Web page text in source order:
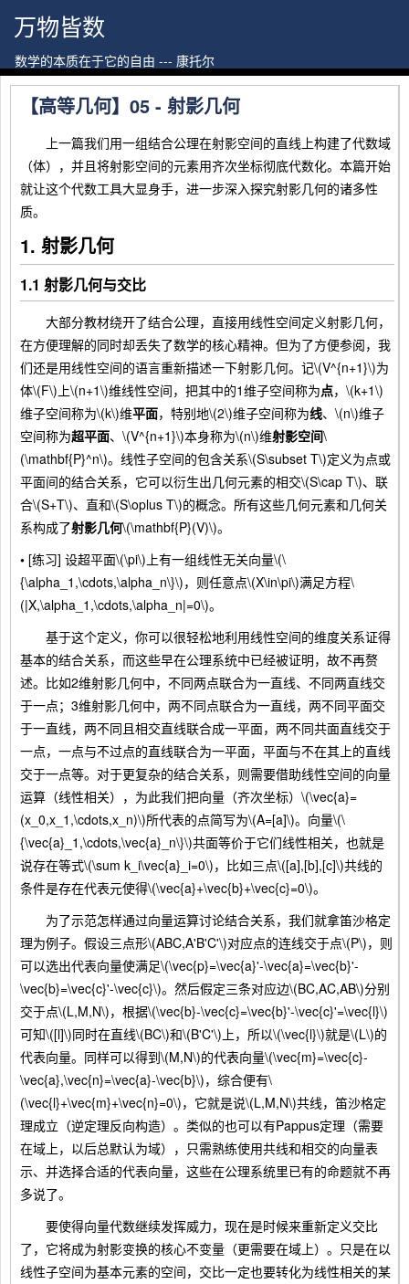
万物皆数
数学的本质在于它的自由 --- 康托尔
【高等几何】05 - 射影几何
上一篇我们用一组结合公理在射影空间的直线上构建了代数域
（体），并且将射影空间的元素用齐次坐标彻底代数化。本篇开始
就让这个代数工具大显身手，进一步深入探究射影几何的诸多性
质。
1. 射影几何
1.1 射影几何与交比
大部分教材绕开了结合公理，直接用线性空间定义射影几何，
在方便理解的同时却丢失了数学的核心精神。但为了方便参阅，我
们还是用线性空间的语言重新描述一下射影几何。记\(V^{n+1}\)为
体\(F\)上\(n+1\)维线性空间，把其中的1维子空间称为点，\(k+1\)
维子空间称为\(k\)维平面，特别地\(2\)维子空间称为线、\(n\)维子
空间称为超平面、\(V^{n+1}\)本身称为\(n\)维射影空间\
(\mathbf{P}^n\)。线性子空间的包含关系\(S\subset T\)定义为点或
平面间的结合关系，它可以衍生出几何元素的相交\(S\cap T\)、联
合\(S+T\)、直和\(S\oplus T\)的概念。所有这些几何元素和几何关
系构成了射影几何\(\mathbf{P}(V)\)。
• [练习] 设超平面\(\pi\)上有一组线性无关向量\(\
{\alpha_1,\cdots,\alpha_n\}\)，则任意点\(X\in\pi\)满足方程\
(|X,\alpha_1,\cdots,\alpha_n|=0\)。
基于这个定义，你可以很轻松地利用线性空间的维度关系证得
基本的结合关系，而这些早在公理系统中已经被证明，故不再赘
述。比如2维射影几何中，不同两点联合为一直线、不同两直线交
于一点；3维射影几何中，两不同点联合为一直线，两不同平面交
于一直线，两不同且相交直线联合成一平面，两不同共面直线交于
一点，一点与不过点的直线联合为一平面，平面与不在其上的直线
交于一点等。对于更复杂的结合关系，则需要借助线性空间的向量
运算（线性相关），为此我们把向量（齐次坐标）\(\vec{a}=
(x_0,x_1,\cdots,x_n)\)所代表的点简写为\(A=[a]\)。向量\(\
{\vec{a}_1,\cdots,\vec{a}_n\}\)共面等价于它们线性相关，也就是
说存在等式\(\sum k_i\vec{a}_i=0\)，比如三点\([a],[b],[c]\)共线的
条件是存在代表元使得\(\vec{a}+\vec{b}+\vec{c}=0\)。
为了示范怎样通过向量运算讨论结合关系，我们就拿笛沙格定
理为例子。假设三点形\(ABC,A'B'C'\)对应点的连线交于点\(P\)，则
可以选出代表向量使满足\(\vec{p}=\vec{a}'-\vec{a}=\vec{b}'-
\vec{b}=\vec{c}'-\vec{c}\)。然后假定三条对应边\(BC,AC,AB\)分别
交于点\(L,M,N\)，根据\(\vec{b}-\vec{c}=\vec{b}'-\vec{c}'=\vec{l}\)
可知\([l]\)同时在直线\(BC\)和\(B'C'\)上，所以\(\vec{l}\)就是\(L\)的
代表向量。同样可以得到\(M,N\)的代表向量\(\vec{m}=\vec{c}-
\vec{a},\vec{n}=\vec{a}-\vec{b}\)，综合便有\
(\vec{l}+\vec{m}+\vec{n}=0\)，它就是说\(L,M,N\)共线，笛沙格定
理成立（逆定理反向构造）。类似的也可以有Pappus定理（需要
在域上，以后总默认为域），只需熟练使用共线和相交的向量表
示、并选择合适的代表向量，这些在公理系统里已有的命题就不再
多说了。
要使得向量代数继续发挥威力，现在是时候来重新定义交比
了，它将成为射影变换的核心不变量（更需要在域上）。只是在以
线性子空间为基本元素的空间，交比一定也要转化为线性相关的某